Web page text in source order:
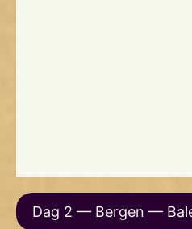
Dag 2 — Bergen —